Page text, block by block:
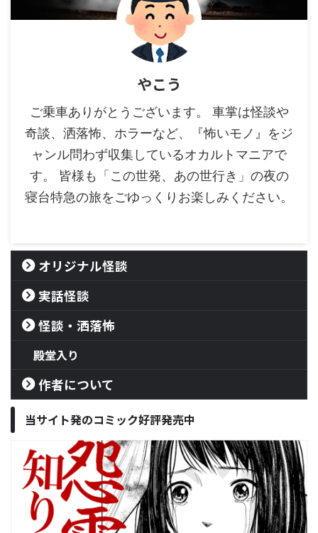
やこう
ご乗車ありがとうございます。 車掌は怪談や
奇談、洒落怖、ホラーなど、『怖いモノ』をジ
ャンル問わず収集しているオカルトマニアで
す。 皆様も「この世発、あの世行き」の夜の
寝台特急の旅をごゆっくりお楽しみください。
オリジナル怪談
実話怪談
怪談・洒落怖
殿堂入り
作者について
当サイト発のコミック好評発売中